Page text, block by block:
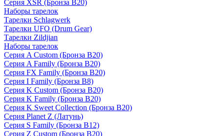
Серия XSR (Бронза B20)
Наборы тарелок
Тарелки Schlagwerk
Тарелки UFO (Drum Gear)
Тарелки Zildjian
Наборы тарелок
Серия A Custom (Бронза B20)
Серия A Family (Бронза B20)
Серия FX Family (Бронза B20)
Серия I Family (Бронза B8)
Серия K Custom (Бронза B20)
Серия K Family (Бронза B20)
Серия K Sweet Collection (Бронза B20)
Серия Planet Z (Латунь)
Серия S Family (Бронза B12)
Серия Z Custom (Бронза B20)